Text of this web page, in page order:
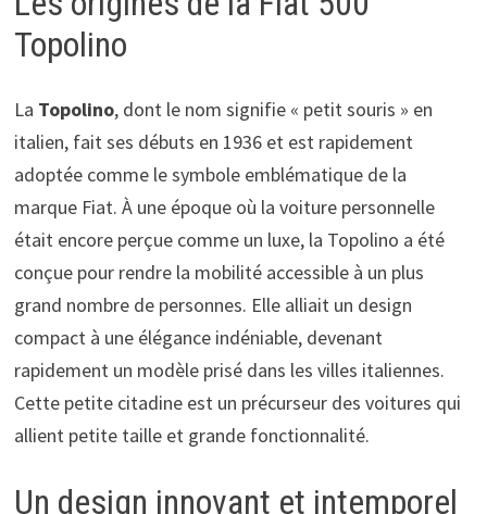
Topolino
La Topolino, dont le nom signifie « petit souris » en
italien, fait ses débuts en 1936 et est rapidement
adoptée comme le symbole emblématique de la
marque Fiat. À une époque où la voiture personnelle
était encore perçue comme un luxe, la Topolino a été
conçue pour rendre la mobilité accessible à un plus
grand nombre de personnes. Elle alliait un design
compact à une élégance indéniable, devenant
rapidement un modèle prisé dans les villes italiennes.
Cette petite citadine est un précurseur des voitures qui
allient petite taille et grande fonctionnalité.
Un design innovant et intemporel